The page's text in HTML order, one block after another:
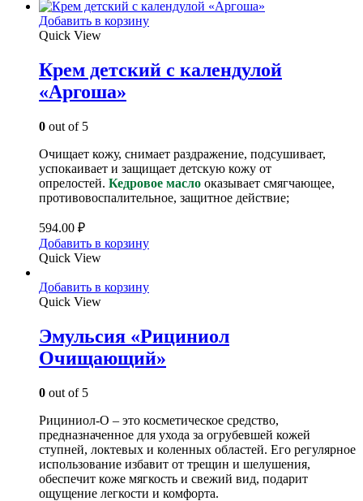
Добавить в корзину
Quick View
Крем детский с календулой
«Аргоша»
0 out of 5
Очищает кожу, снимает раздражение, подсушивает,
успокаивает и защищает детскую кожу от
опрелостей. Кедровое масло оказывает смягчающее,
противовоспалительное, защитное действие;
594.00 ₽
Добавить в корзину
Quick View
Добавить в корзину
Quick View
Эмульсия «Рициниол
Очищающий»
0 out of 5
Рициниол-О – это косметическое средство,
предназначенное для ухода за огрубевшей кожей
ступней, локтевых и коленных областей. Его регулярное
использование избавит от трещин и шелушения,
обеспечит коже мягкость и свежий вид, подарит
ощущение легкости и комфорта.